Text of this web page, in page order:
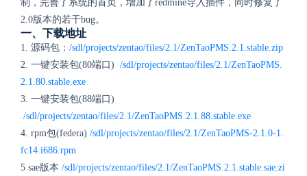
制，完善了系统的首页，增加了redmine导入插件，同时修复了
2.0版本的若干bug。
一、下载地址
1. 源码包： /sdl/projects/zentao/files/2.1/ZenTaoPMS.2.1.stable.zip
2. 一键安装包(80端口) /sdl/projects/zentao/files/2.1/ZenTaoPMS.
2.1.80.stable.exe
3. 一键安装包(88端口)
/sdl/projects/zentao/files/2.1/ZenTaoPMS.2.1.88.stable.exe
4. rpm包(federa) /sdl/projects/zentao/files/2.1/ZenTaoPMS-2.1.0-1.
fc14.i686.rpm
5 sae版本 /sdl/projects/zentao/files/2.1/ZenTaoPMS.2.1.stable.sae.zi